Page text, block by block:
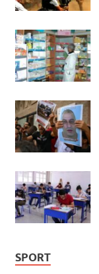
SPORT